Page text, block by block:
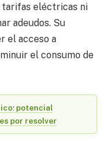
tarifas eléctricas ni
adeudos. Su
el acceso a
el consumo de
potencial
por resolver